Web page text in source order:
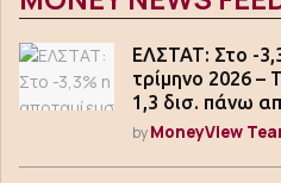
ΕΛΣΤΑΤ: Στο -
τρίμηνο 2026 –
1,3 δισ. πάνω
byMoneyView